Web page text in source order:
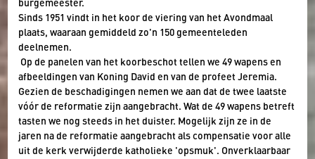
burgemeester.
Sinds 1951 vindt in het koor de viering van het Avondmaal
plaats, waaraan gemiddeld zo'n 150 gemeenteleden
deelnemen.
Op de panelen van het koorbeschot tellen we 49 wapens en
afbeeldingen van Koning David en van de profeet Jeremia.
Gezien de beschadigingen nemen we aan dat de twee laatste
vóór de reformatie zijn aangebracht. Wat de 49 wapens betreft
tasten we nog steeds in het duister. Mogelijk zijn ze in de
jaren na de reformatie aangebracht als compensatie voor alle
uit de kerk verwijderde katholieke 'opsmuk'. Onverklaarbaar